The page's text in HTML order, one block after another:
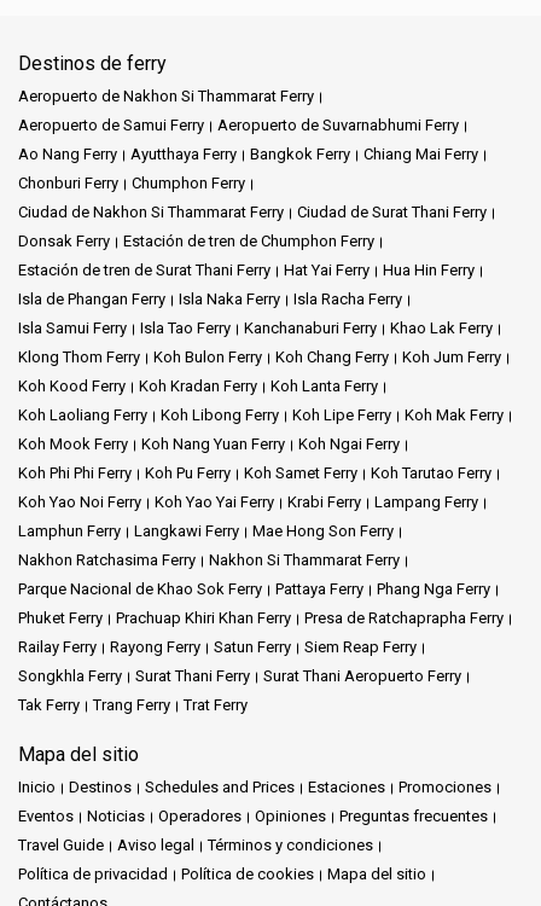
Destinos de ferry
Aeropuerto de Nakhon Si Thammarat Ferry
Aeropuerto de Samui Ferry
Aeropuerto de Suvarnabhumi Ferry
Ao Nang Ferry
Ayutthaya Ferry Bangkok Ferry
Chiang Mai Ferry
Chonburi Ferry
Chumphon Ferry
Ciudad de Nakhon Si Thammarat Ferry
Ciudad de Surat Thani Ferry
Donsak Ferry
Estación de tren de Chumphon Ferry
Estación de tren de Surat Thani Ferry
Hat Yai Ferry
Hua Hin Ferry
Isla de Phangan Ferry
Isla Naka Ferry
Isla Racha Ferry
Isla Samui Ferry
Isla Tao Ferry Kanchanaburi Ferry
Khao Lak Ferry
Klong Thom Ferry
Koh Bulon Ferry Koh Chang Ferry
Koh Jum Ferry
Koh Kood Ferry
Koh Kradan Ferry
Koh Lanta Ferry
Koh Laoliang Ferry
Koh Libong Ferry Koh Lipe Ferry
Koh Mak Ferry
Koh Mook Ferry
Koh Nang Yuan Ferry
Koh Ngai Ferry
Koh Phi Phi Ferry
Koh Pu Ferry Koh Samet Ferry
Koh Tarutao Ferry
Koh Yao Noi Ferry
Koh Yao Yai Ferry Krabi Ferry
Lampang Ferry
Lamphun Ferry
Langkawi Ferry
Mae Hong Son Ferry
Nakhon Ratchasima Ferry
Nakhon Si Thammarat Ferry
Parque Nacional de Khao Sok Ferry
Pattaya Ferry
Phang Nga Ferry
Phuket Ferry
Prachuap Khiri Khan Ferry
Presa de Ratchaprapha Ferry
Railay Ferry
Rayong Ferry Satun Ferry
Siem Reap Ferry
Songkhla Ferry
Surat Thani Ferry
Surat Thani Aeropuerto Ferry
Tak Ferry
Trang Ferry Trat Ferry
Mapa del sitio
Inicio Destinos Schedules and Prices Estaciones
Promociones
Eventos
Noticias Operadores Opiniones
Preguntas frecuentes
Travel Guide
Aviso legal
Términos y condiciones
Política de privacidad
Política de cookies
Mapa del sitio